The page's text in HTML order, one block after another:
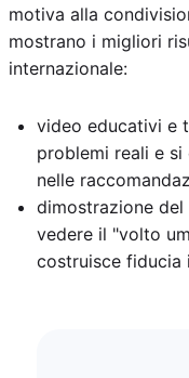
motiva alla
mostrano i migliori
internazionale:
video educativi e
problemi reali e
nelle
dimostrazione
vedere il "volto
costruisce